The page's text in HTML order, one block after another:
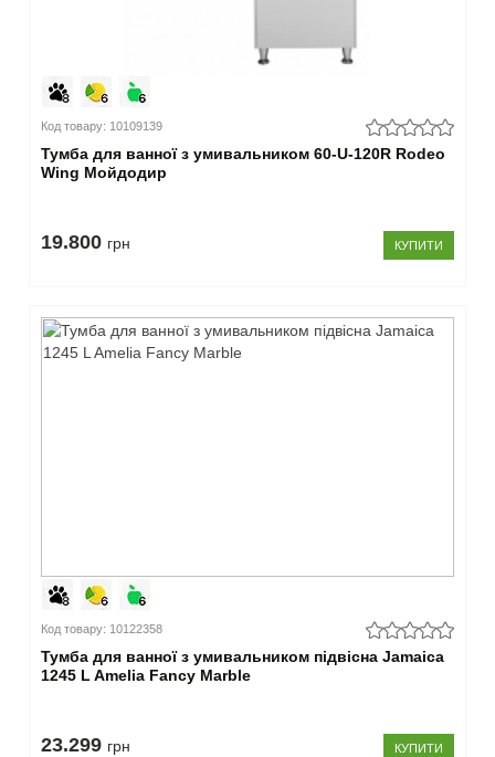
для
підвісна
Модифікація
(46)
Країна
виробник
Код товару: 10109139
Тумба для ванної з умивальником 60-U-120R Rodeo
Wing Мойдодир
19.800 грн КУПИТИ
Код товару: 10122358
Тумба для ванної з умивальником підвісна Jamaica
1245 L Amelia Fancy Marble
23.299 грн КУПИТИ